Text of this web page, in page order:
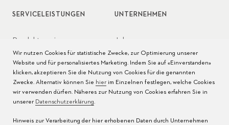
SERVICELEISTUNGEN
Produktservice
Pflege der Uhr
Bedienungsanleitungen
FAQ
Servicezentren
UNTERNEHMEN
Jobs
Presse
Kontakt
Wir nutzen Cookies für statistische Zwecke, zur Optimierung unserer
Website und für personalisiertes Marketing. Indem Sie auf «Einverstanden»
klicken, akzeptieren Sie die Nutzung von Cookies für die genannten
Zwecke. Alternativ können Sie hierim Einzelnen festlegen, welche Cookies
wir verwenden dürfen. Näheres zur Nutzung von Cookies erfahren Sie in
unserer Datenschutzerklärung.
Hinweis zur Verarbeitung der hier erhobenen Daten durch Unternehmen